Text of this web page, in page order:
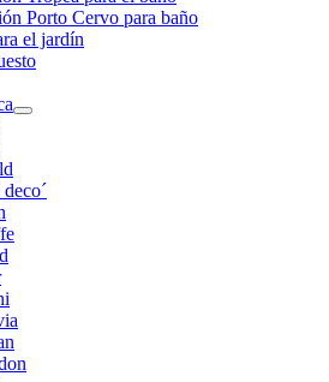
Porto Cervo para baño
el jardín